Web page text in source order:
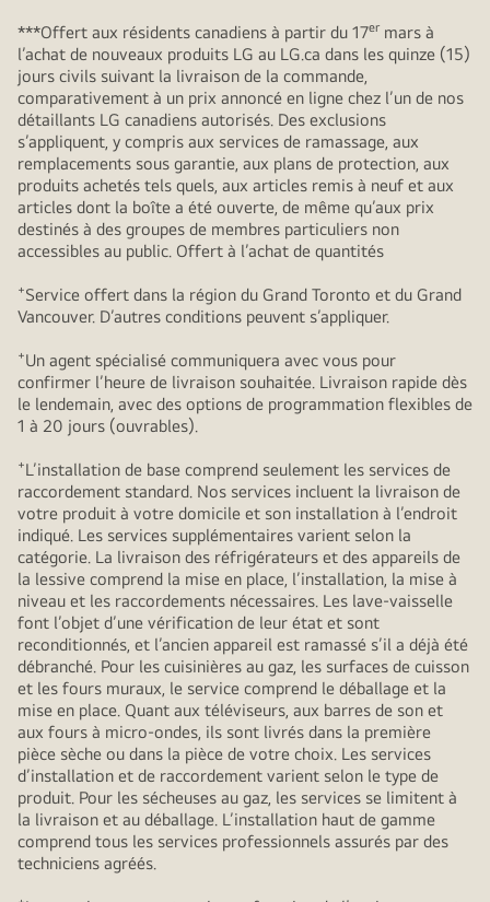
***Offert aux résidents canadiens à partir du 17er mars à
l’achat de nouveaux produits LG au LG.ca dans les quinze (15)
jours civils suivant la livraison de la commande,
comparativement à un prix annoncé en ligne chez l’un de nos
détaillants LG canadiens autorisés. Des exclusions
s’appliquent, y compris aux services de ramassage, aux
remplacements sous garantie, aux plans de protection, aux
produits achetés tels quels, aux articles remis à neuf et aux
articles dont la boîte a été ouverte, de même qu’aux prix
destinés à des groupes de membres particuliers non
accessibles au public. Offert à l’achat de quantités
+Service offert dans la région du Grand Toronto et du Grand
Vancouver. D’autres conditions peuvent s’appliquer.
+Un agent spécialisé communiquera avec vous pour
confirmer l’heure de livraison souhaitée. Livraison rapide dès
le lendemain, avec des options de programmation flexibles de
1 à 20 jours (ouvrables).
+L’installation de base comprend seulement les services de
raccordement standard. Nos services incluent la livraison de
votre produit à votre domicile et son installation à l’endroit
indiqué. Les services supplémentaires varient selon la
catégorie. La livraison des réfrigérateurs et des appareils de
la lessive comprend la mise en place, l’installation, la mise à
niveau et les raccordements nécessaires. Les lave-vaisselle
font l’objet d’une vérification de leur état et sont
reconditionnés, et l’ancien appareil est ramassé s’il a déjà été
débranché. Pour les cuisinières au gaz, les surfaces de cuisson
et les fours muraux, le service comprend le déballage et la
mise en place. Quant aux téléviseurs, aux barres de son et
aux fours à micro-ondes, ils sont livrés dans la première
pièce sèche ou dans la pièce de votre choix. Les services
d’installation et de raccordement varient selon le type de
produit. Pour les sécheuses au gaz, les services se limitent à
la livraison et au déballage. L’installation haut de gamme
comprend tous les services professionnels assurés par des
techniciens agréés.